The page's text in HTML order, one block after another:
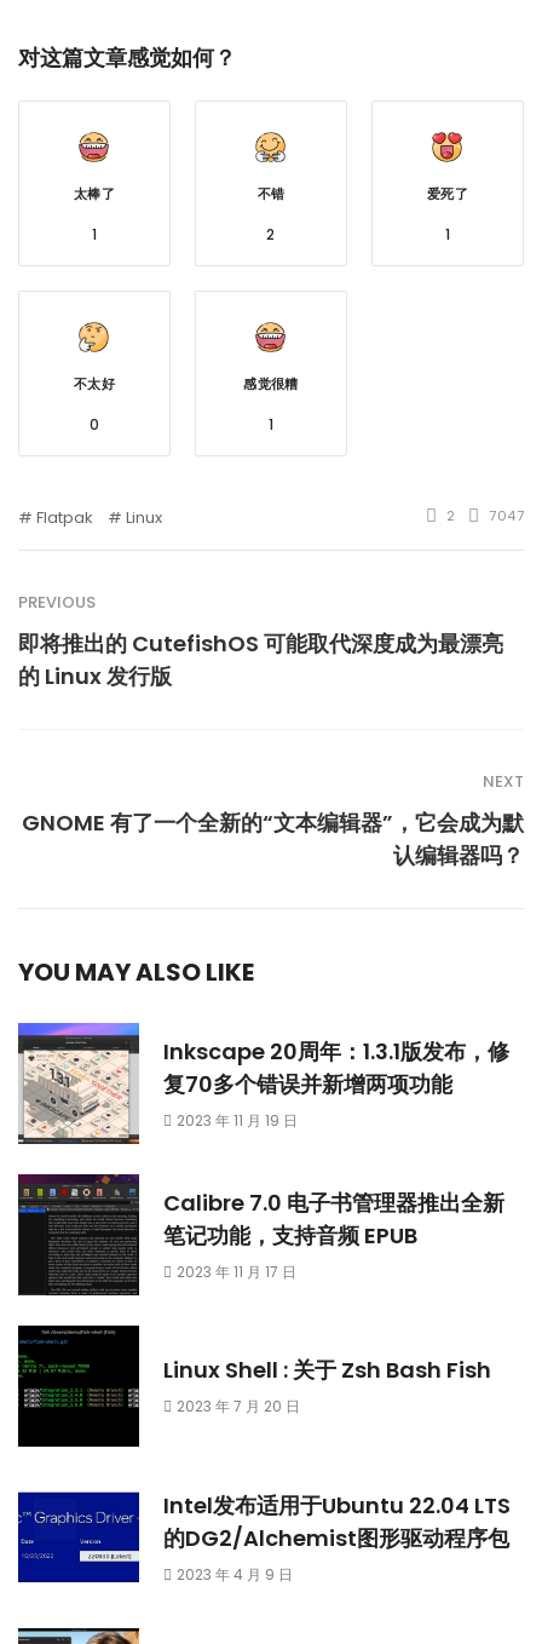
对这篇文章感觉如何？
太棒了
1
不错
2
爱死了
1
不太好
0
感觉很糟
1
Flatpak Linux 2 7047
PREVIOUS
即将推出的 CutefishOS 可能取代深度成为最漂亮
的 Linux 发行版
NEXT
GNOME 有了一个全新的“文本编辑器”，它会成为默
认编辑器吗？
YOU MAY ALSO LIKE
Inkscape 20周年：1.3.1版发布，修
复70多个错误并新增两项功能
2023 年 11 月 19 日
Calibre 7.0 电子书管理器推出全新
笔记功能，支持音频 EPUB
2023 年 11 月 17 日
Linux Shell : 关于 Zsh Bash Fish
2023 年 7 月 20 日
Intel发布适用于Ubuntu 22.04 LTS
的DG2/Alchemist图形驱动程序包
2023 年 4 月 9 日